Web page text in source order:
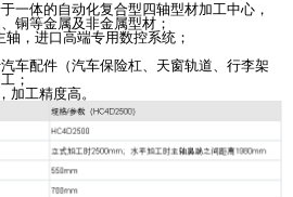
一体的自动化复合型四轴型材加工中心，
铜等金属及非金属型材；
，进口高端专用数控系统；
车配件（汽车保险杠、天窗轨道、行李架
；
加工精度高。